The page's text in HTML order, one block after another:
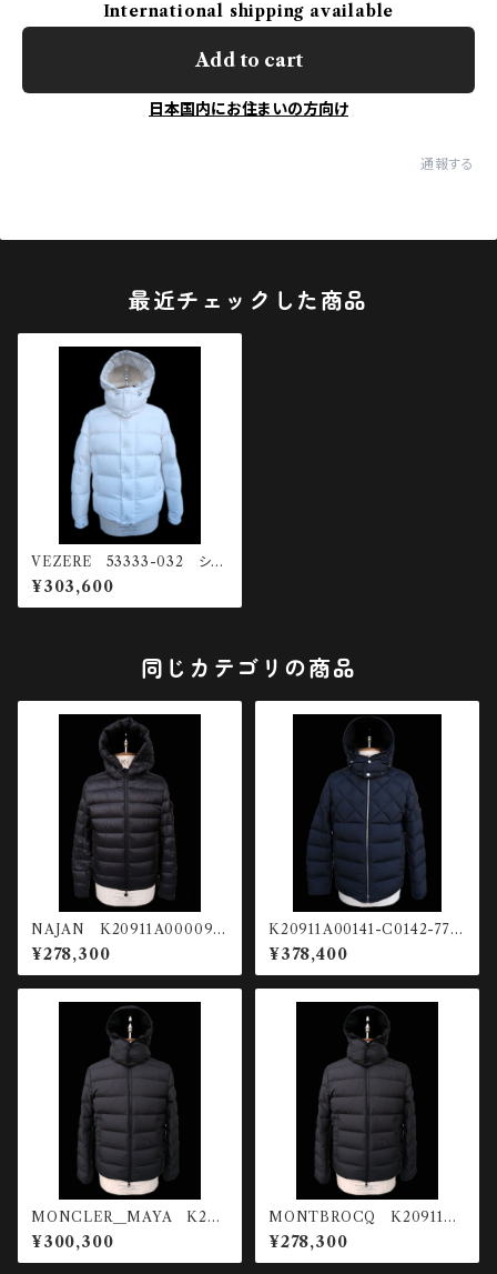
International shipping available
Add to cart
日本国内にお住まいの方向け
通報する
最近チェックした商品
VEZERE 53333-032 ショ
ートダウンジャケット
¥303,600
同じカテゴリの商品
NAJAN K20911A00009-
597YF-999 ライトダウンジ
ャケット
¥278,300
K20911A00141-C0142-778
Cecaud ショートダウンジャケッ
ト
¥378,400
MONCLER＿MAYA K209
11A53600-68950-999 シ
ョートダウンジャケット
¥300,300
MONTBROCQ K20911A0
0224-597YW-999 ライトダ
ウンジャケット
¥278,300